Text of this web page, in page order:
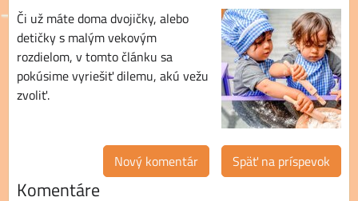
Či už máte doma dvojičky, alebo
detičky s malým vekovým
rozdielom, v tomto článku sa
pokúsime vyriešiť dilemu, akú vežu
zvoliť.
Späť na príspevok
Nový komentár
Komentáre